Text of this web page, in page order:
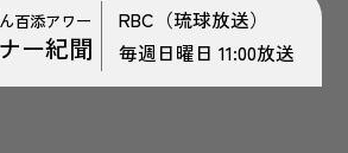
百添アワー
ー紀聞
RBC（琉球放送）
毎週日曜日 11:00放送